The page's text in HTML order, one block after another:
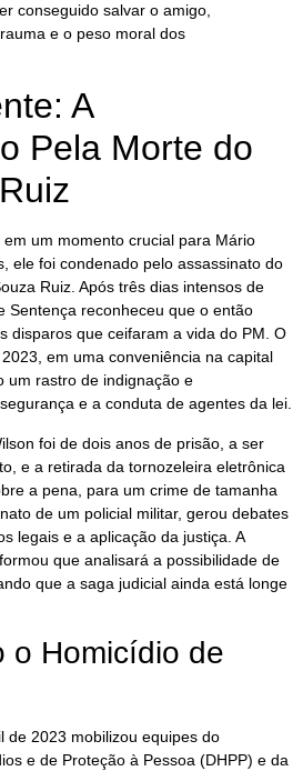
conseguido salvar o amigo,
e o peso moral dos
A
Pela Morte do
um momento crucial para Mário
ele foi condenado pelo assassinato do
Ruiz. Após três dias intensos de
Sentença reconheceu que o então
disparos que ceifaram a vida do PM. O
em uma conveniência na capital
um rastro de indignação e
e a conduta de agentes da lei.
foi de dois anos de prisão, a ser
e a retirada da tornozeleira eletrônica
a pena, para um crime de tamanha
de um policial militar, gerou debates
legais e a aplicação da justiça. A
que analisará a possibilidade de
que a saga judicial ainda está longe
o Homicídio de
de 2023 mobilizou equipes do
e de Proteção à Pessoa (DHPP) e da